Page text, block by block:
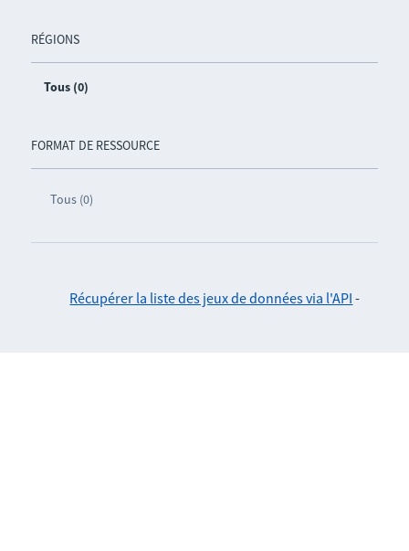
RÉGIONS
Tous (0)
FORMAT DE RESSOURCE
Tous (0)
Récupérer la liste des jeux de données via l'API -